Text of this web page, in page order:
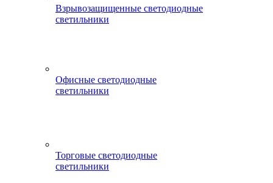
Взрывозащищенные светодиодные
светильники
Офисные светодиодные
светильники
Торговые светодиодные
светильники